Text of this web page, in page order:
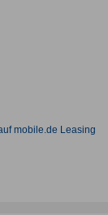
mobile.de Leasing